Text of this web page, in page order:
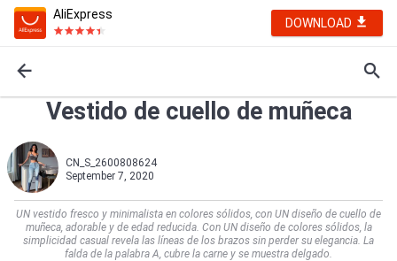
AliExpress
DOWNLOAD
Vestido de cuello de muñeca
CN_S_2600808624
September 7, 2020
UN vestido fresco y minimalista en colores sólidos, con UN diseño de cuello de
muñeca, adorable y de edad reducida. Con UN diseño de colores sólidos, la
simplicidad casual revela las líneas de los brazos sin perder su elegancia. La
falda de la palabra A, cubre la carne y se muestra delgado.